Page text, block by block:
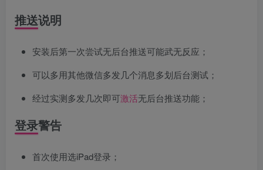
推送说明
安装后第一次尝试无后台推送可能武无反应；
可以多用其他微信多发几个消息多划后台测试；
经过实测多发几次即可激活无后台推送功能；
登录警告
首次使用选iPad登录；